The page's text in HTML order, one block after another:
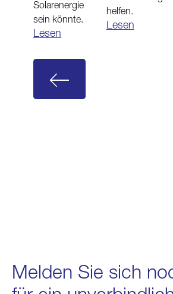
Solarenergie
sein könnte.
Lesen
helfen.
Lesen
Melden Sie sich